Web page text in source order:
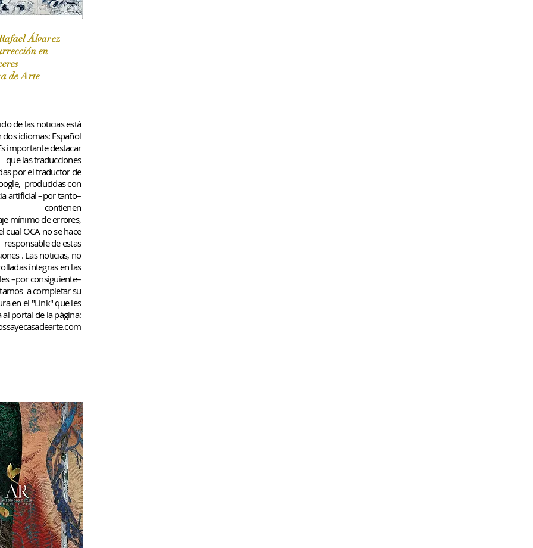
de las noticias está
dos idiomas: Español
importante destacar
que las traducciones
por el traductor de
producidas con
artificial –por tanto–
contienen
mínimode errores,
cual OCA no se hace
responsable de estas
. Las noticias, no
íntegras en las
–por consiguiente–
a completar su
en el "Link" que les
portal de la página:
/ Marzo-Abril / 2024
Álvarez
en
de Arte